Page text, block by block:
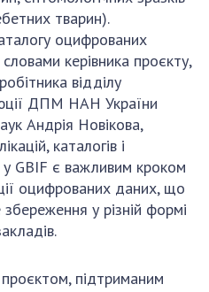
тварин).
оцифрованих
керівника проєкту,
відділу
ДПМ НАН України
Андрія Новікова,
каталогів і
у GBIF є важливим кроком
оцифрованих даних, що
у різній формі
підтриманим